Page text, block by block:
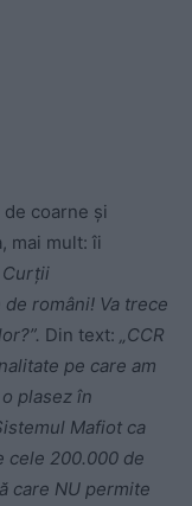
coarne și
mai mult: îi
Curții
români! Va trece
Din text: „CCR
pe care am
plasez în
Mafiot ca
cele 200.000 de
care NU permite